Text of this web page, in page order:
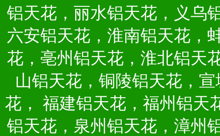
铝天花，丽水铝天花，义乌
六安铝天花，淮南铝天花，
花，亳州铝天花，淮北铝天
山铝天花，铜陵铝天花，
花，
福建铝天花，福州铝天
铝天花，泉州铝天花，漳州